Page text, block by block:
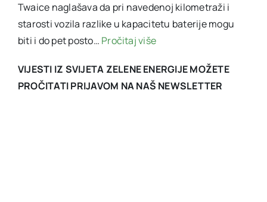
Twaice naglašava da pri navedenoj kilometraži i
starosti vozila razlike u kapacitetu baterije mogu
biti i do pet posto… Pročitaj više
VIJESTI IZ SVIJETA ZELENE ENERGIJE MOŽETE
PROČITATI PRIJAVOM NA NAŠ NEWSLETTER